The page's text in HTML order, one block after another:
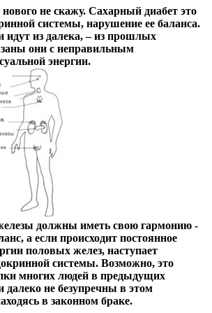
не скажу. Сахарный диабет это
системы, нарушение ее баланса.
идут из далека, – из прошлых
они с неправильным
энергии.
должны иметь свою гармонию -
а если происходит постоянное
половых желез, наступает
системы. Возможно, это
многих людей в предыдущих
не безупречны в этом
в законном браке.